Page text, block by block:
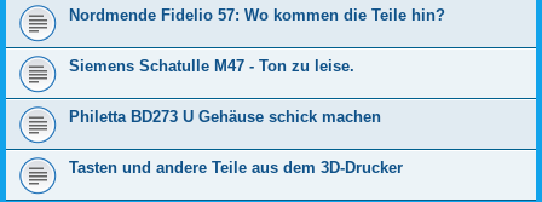
Nordmende Fidelio 57: Wo kommen die Teile hin?
Siemens Schatulle M47 - Ton zu leise.
Philetta BD273 U Gehäuse schick machen
Tasten und andere Teile aus dem 3D-Drucker